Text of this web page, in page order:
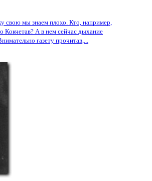
свою мы знаем плохо. Кто, например,
Кокчетав? А в нем сейчас дыхание
газету прочитав,...